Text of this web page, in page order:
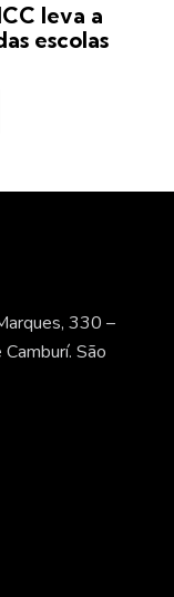
leva a
escolas
330 –
São